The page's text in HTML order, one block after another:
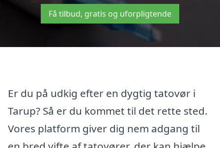
Få tilbud, gratis og uforpligtende
Er du på udkig efter en dygtig tatovør i
Tarup? Så er du kommet til det rette sted.
Vores platform giver dig nem adgang til